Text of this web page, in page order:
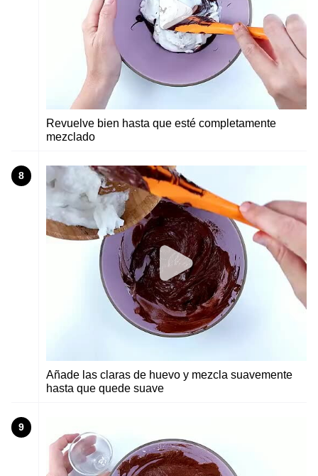
Revuelve bien hasta que esté completamente
mezclado
8
Añade las claras de huevo y mezcla suavemente
hasta que quede suave
9